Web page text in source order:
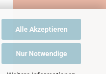
Alle Akzeptieren
Nur Notwendige